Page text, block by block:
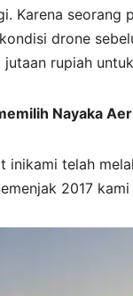
Karena seorang
drone
jutaan rupiah
Nayaka
inikami telah
2017